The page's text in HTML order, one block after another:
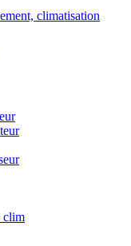
climatisation
clim